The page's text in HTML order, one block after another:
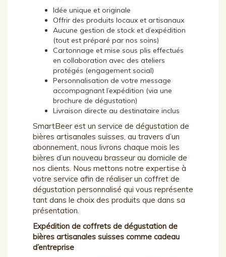
Idée unique et originale
Offrir des produits locaux et artisanaux
Aucune gestion de stock et d’expédition
(tout est préparé par nos soins)
Cartonnage et mise sous plis effectués
en collaboration avec des ateliers
protégés (engagement social)
Personnalisation de votre message
accompagnant l’expédition (via une
brochure de dégustation)
Livraison directe au destinataire inclus
SmartBeer est un service de dégustation de
bières artisanales suisses, au travers d’un
abonnement, nous livrons chaque mois les
bières d’un nouveau brasseur au domicile de
nos clients. Nous mettons notre expertise à
votre service afin de réaliser un coffret de
dégustation personnalisé qui vous représente
tant dans le choix des produits que dans sa
présentation.
Expédition de coffrets de dégustation de
bières artisanales suisses comme cadeau
d’entreprise